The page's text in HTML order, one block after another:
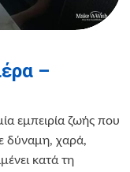
–
εμπειρία ζωής που
δύναμη, χαρά,
κατά τη